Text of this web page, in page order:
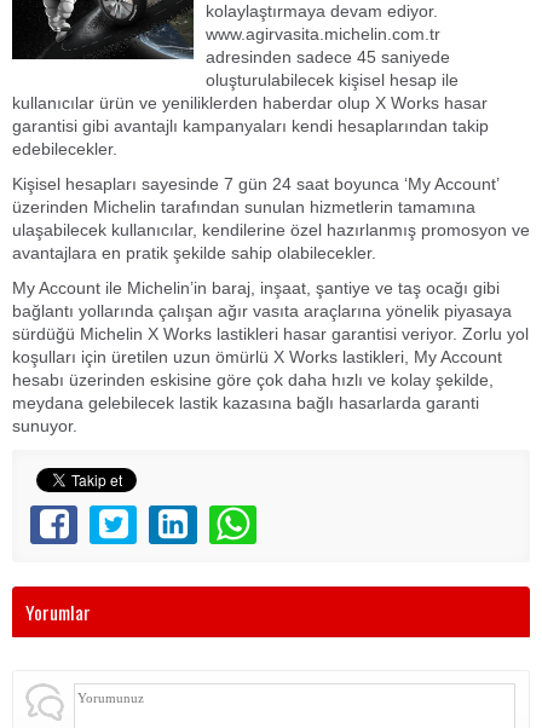
kolaylaştırmaya devam ediyor.
www.agirvasita.michelin.com.tr
adresinden sadece 45 saniyede
oluşturulabilecek kişisel hesap ile
kullanıcılar ürün ve yeniliklerden haberdar olup X Works hasar
garantisi gibi avantajlı kampanyaları kendi hesaplarından takip
edebilecekler.
Kişisel hesapları sayesinde 7 gün 24 saat boyunca ‘My Account’
üzerinden Michelin tarafından sunulan hizmetlerin tamamına
ulaşabilecek kullanıcılar, kendilerine özel hazırlanmış promosyon ve
avantajlara en pratik şekilde sahip olabilecekler.
My Account ile Michelin’in baraj, inşaat, şantiye ve taş ocağı gibi
bağlantı yollarında çalışan ağır vasıta araçlarına yönelik piyasaya
sürdüğü Michelin X Works lastikleri hasar garantisi veriyor. Zorlu yol
koşulları için üretilen uzun ömürlü X Works lastikleri, My Account
hesabı üzerinden eskisine göre çok daha hızlı ve kolay şekilde,
meydana gelebilecek lastik kazasına bağlı hasarlarda garanti
sunuyor.
Yorumlar